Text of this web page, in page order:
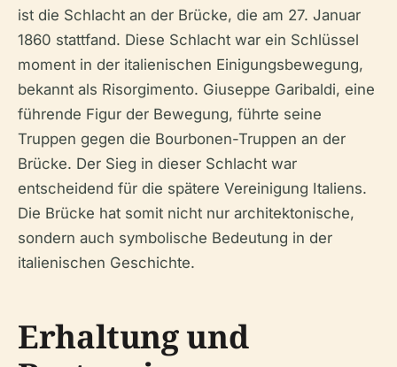
ist die Schlacht an der Brücke, die am 27. Januar
1860 stattfand. Diese Schlacht war ein Schlüssel
moment in der italienischen Einigungsbewegung,
bekannt als Risorgimento. Giuseppe Garibaldi, eine
führende Figur der Bewegung, führte seine
Truppen gegen die Bourbonen-Truppen an der
Brücke. Der Sieg in dieser Schlacht war
entscheidend für die spätere Vereinigung Italiens.
Die Brücke hat somit nicht nur architektonische,
sondern auch symbolische Bedeutung in der
italienischen Geschichte.
Erhaltung und